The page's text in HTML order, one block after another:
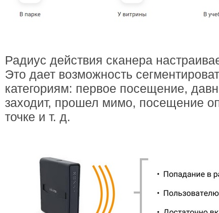
Радиус действия сканера
Это дает возможность
категориям: первое посещение,
заходит, прошел мимо, посещение
точке и т. д.